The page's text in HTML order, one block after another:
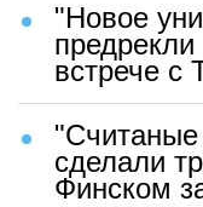
"Новое
встрече с
сделали
Финском